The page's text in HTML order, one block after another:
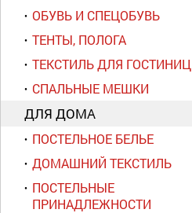
ОБУВЬ И СПЕЦОБУВЬ
ТЕНТЫ, ПОЛОГА
ТЕКСТИЛЬ ДЛЯ ГОСТИНИЦ
СПАЛЬНЫЕ МЕШКИ
ДЛЯ ДОМА
ПОСТЕЛЬНОЕ БЕЛЬЕ
ДОМАШНИЙ ТЕКСТИЛЬ
ПОСТЕЛЬНЫЕ
ПРИНАДЛЕЖНОСТИ